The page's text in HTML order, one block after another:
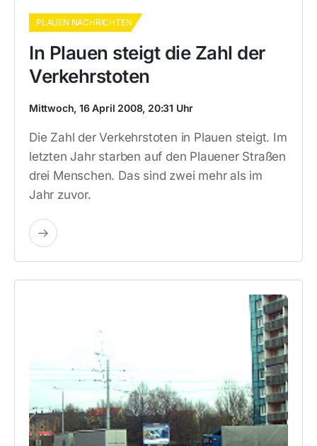
PLAUEN NACHRICHTEN
In Plauen steigt die Zahl der
Verkehrstoten
Mittwoch, 16 April 2008, 20:31 Uhr
Die Zahl der Verkehrstoten in Plauen steigt. Im
letzten Jahr starben auf den Plauener Straßen
drei Menschen. Das sind zwei mehr als im
Jahr zuvor.